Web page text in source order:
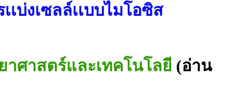
เบ่งเซลล์เเบบไมโอซิส
าศาสตร์และเทคโนโลยี (อ่าน